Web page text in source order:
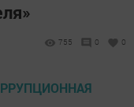
755 0 0